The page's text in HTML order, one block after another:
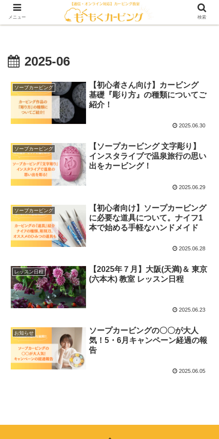
2025-06
ソープカービング
【初心者さん向け】カービング
基礎『彫り方』の種類についてご
紹介！
2025.06.30
ソープカービング
【ソープカービング 文字彫り】
インスタライブで温泉旅行の思い
出をカービング！
2025.06.29
ソープカービング
【初心者向け】ソープカービング
に必要な道具について。ナイフ1
本で始める手軽なハンドメイド
2025.06.28
レッスン日程
【2025年７月】大阪(天満)＆ 東京
(六本木) 教室 レッスン日程
2025.06.23
お知らせ
ソープカービングの〇〇が大人
気！5・6月キャンペーン経過の報
告
2025.06.05
メニュー 検索